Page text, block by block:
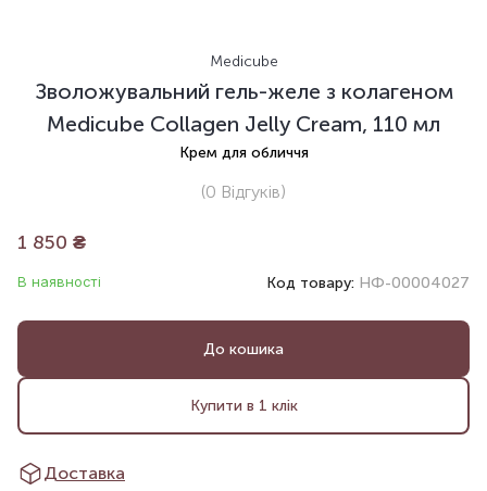
Medicube
Зволожувальний гель-желе з колагеном
Medicube Collagen Jelly Cream, 110 мл
Крем для обличчя
(0 Відгуків)
1 850 ₴
В наявності Код товару: НФ-00004027
До кошика
Купити в 1 клік
Доставка